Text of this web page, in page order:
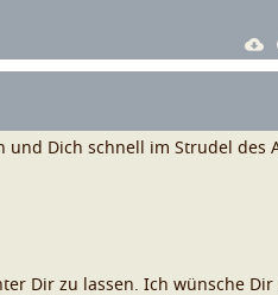
und Dich schnell im Strudel des
Dir zu lassen. Ich wünsche Dir